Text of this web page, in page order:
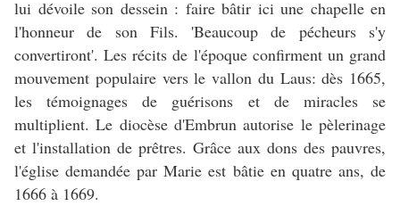
lui dévoile son dessein : faire bâtir ici une chapelle en
l'honneur de son Fils. 'Beaucoup de pécheurs s'y
convertiront'. Les récits de l'époque confirment un grand
mouvement populaire vers le vallon du Laus: dès 1665,
les témoignages de guérisons et de miracles se
multiplient. Le diocèse d'Embrun autorise le pèlerinage
et l'installation de prêtres. Grâce aux dons des pauvres,
l'église demandée par Marie est bâtie en quatre ans, de
1666 à 1669.